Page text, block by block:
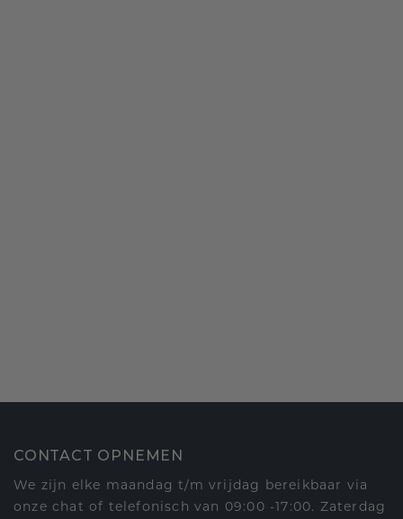
CONTACT OPNEMEN
We zijn elke maandag t/m vrijdag bereikbaar via
onze chat of telefonisch van 09:00 -17:00. Zaterdag